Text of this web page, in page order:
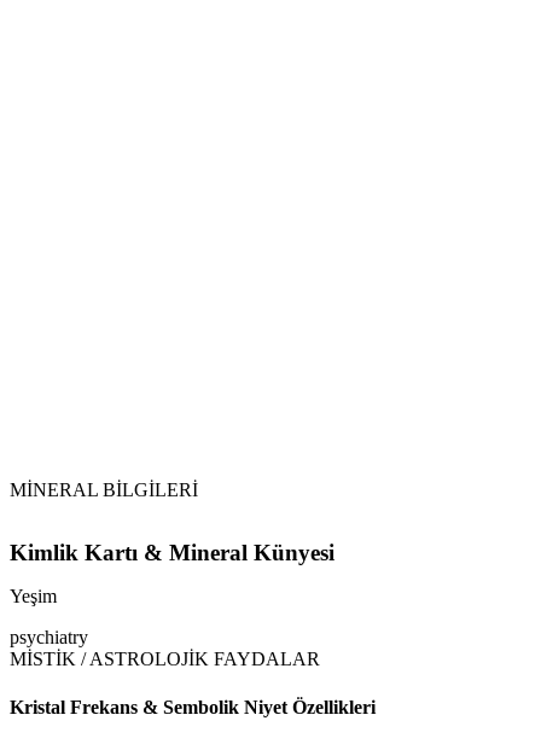
MİNERAL BİLGİLERİ
Kimlik Kartı & Mineral Künyesi
Yeşim
psychiatry
MİSTİK / ASTROLOJİK FAYDALAR
Kristal Frekans & Sembolik Niyet Özellikleri